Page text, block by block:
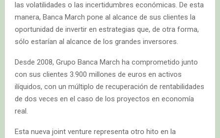
las volatilidades o las incertidumbres económicas. De esta
manera, Banca March pone al alcance de sus clientes la
oportunidad de invertir en estrategias que, de otra forma,
sólo estarían al alcance de los grandes inversores.
Desde 2008, Grupo Banca March ha comprometido junto
con sus clientes 3.900 millones de euros en activos
ilíquidos, con un múltiplo de recuperación de rentabilidades
de dos veces en el caso de los proyectos en economía
real.
Esta nueva joint venture representa otro hito en la